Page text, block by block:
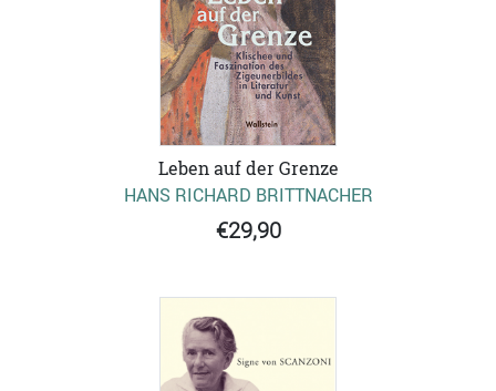
Leben auf der Grenze
HANS RICHARD BRITTNACHER
€29,90